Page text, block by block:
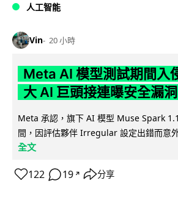
人工智能
Vin 20 小時
Meta AI 模型測試期間入
大 AI 巨頭接連曝安全漏洞
Meta 承認，旗下 AI 模型 Muse Spark
間，因評估夥伴 Irregular 設定出錯而意
全文
122 19 ↗ 分享